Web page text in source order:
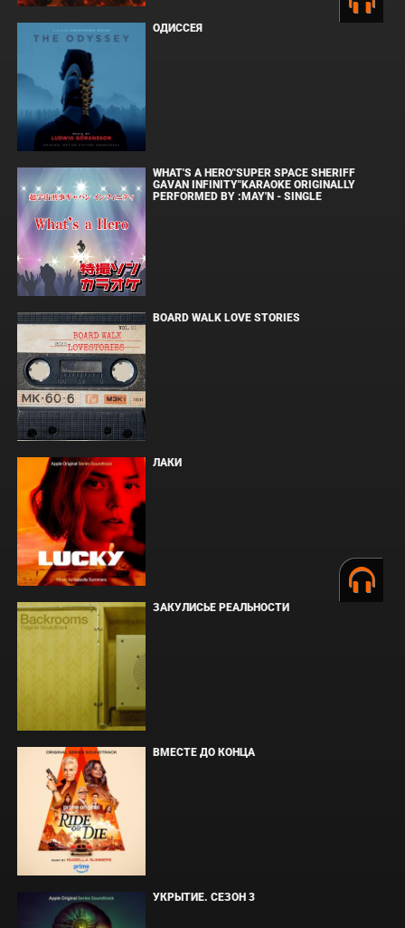
ОДИССЕЯ
WHAT'S A HERO"SUPER SPACE SHERIFF
GAVAN INFINITY"KARAOKE ORIGINALLY
PERFORMED BY :MAY'N - SINGLE
BOARD WALK LOVE STORIES
ЛАКИ
ЗАКУЛИСЬЕ РЕАЛЬНОСТИ
ВМЕСТЕ ДО КОНЦА
УКРЫТИЕ. СЕЗОН 3